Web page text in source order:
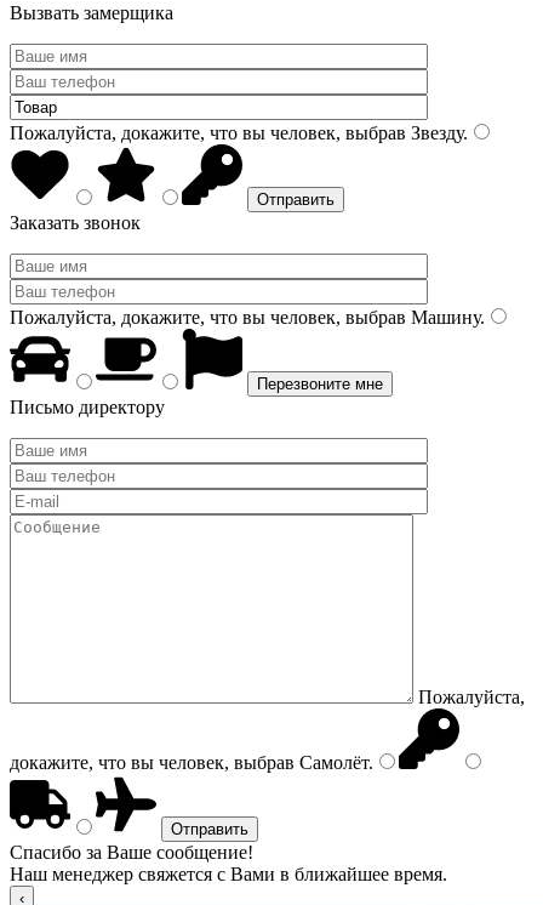
Вызвать замерщика
Пожалуйста, докажите, что вы человек, выбрав Звезду.
Заказать звонок
Пожалуйста, докажите, что вы человек, выбрав Машину.
Письмо директору
Пожалуйста,
докажите, что вы человек, выбрав Самолёт.
Спасибо за Ваше сообщение!
Наш менеджер свяжется с Вами в ближайшее время.